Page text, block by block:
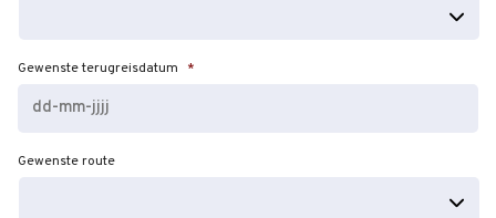
Gewenste terugreisdatum *
dash
Gewenste route